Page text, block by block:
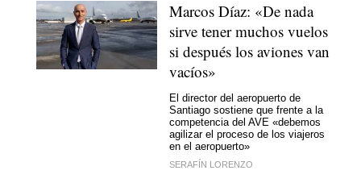
Marcos Díaz: «De nada
sirve tener muchos vuelos
si después los aviones van
vacíos»
El director del aeropuerto de
Santiago sostiene que frente a la
competencia del AVE «debemos
agilizar el proceso de los viajeros
en el aeropuerto»
SERAFÍN LORENZO